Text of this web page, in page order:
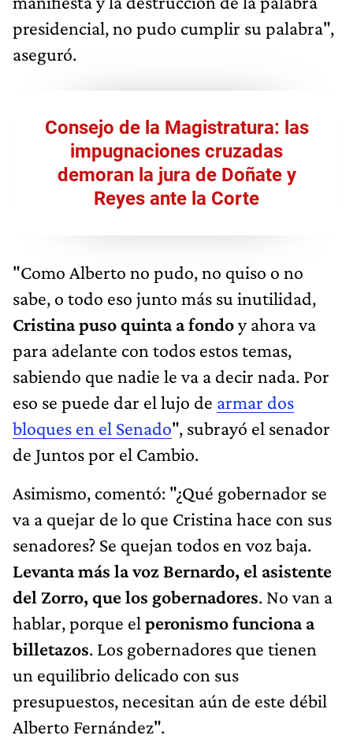
presidencial, no pudo cumplir su palabra",
aseguró.
Consejo de la Magistratura: las
impugnaciones cruzadas
demoran la jura de Doñate y
Reyes ante la Corte
"Como Alberto no pudo, no quiso o no
sabe, o todo eso junto más su inutilidad,
Cristina puso quinta a fondoy ahora va
para adelante con todos estos temas,
sabiendo que nadie le va a decir nada. Por
eso se puede dar el lujo de armar dos
bloques en el Senado", subrayó el senador
de Juntos por el Cambio.
Asimismo, comentó: "¿Qué gobernador se
va a quejar de lo que Cristina hace con sus
senadores? Se quejan todos en voz baja.
Levanta más la voz Bernardo, el asistente
del Zorro, que los gobernadores. No van a
hablar, porque el peronismo funciona a
billetazos. Los gobernadores que tienen
un equilibrio delicado con sus
presupuestos, necesitan aún de este débil
Alberto Fernández".